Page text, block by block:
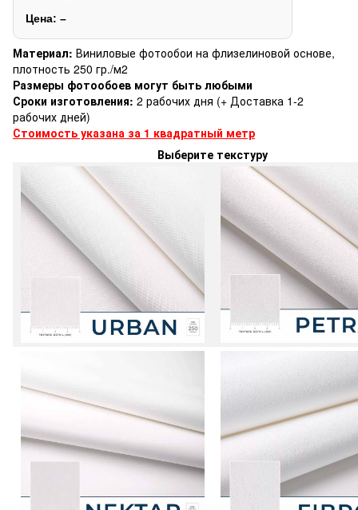
Цена: –
Материал: Виниловые фотообои на флизелиновой основе,
плотность 250 гр./м2
Размеры фотообоев могут быть любыми
Сроки изготовления: 2 рабочих дня (+ Доставка 1-2
рабочих дней)
Стоимость указана за 1 квадратный метр
Выберите текстуру